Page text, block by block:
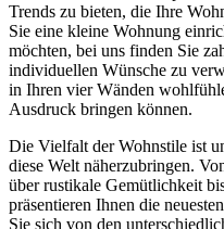
Trends zu bieten, die Ihre
Sie eine kleine Wohnung
möchten, bei uns finden Sie
individuellen Wünsche zu
in Ihren vier Wänden
Ausdruck bringen können.
Die Vielfalt der Wohnstile ist
diese Welt näherzubringen.
über rustikale Gemütlichkeit
präsentieren Ihnen die
Sie sich von den